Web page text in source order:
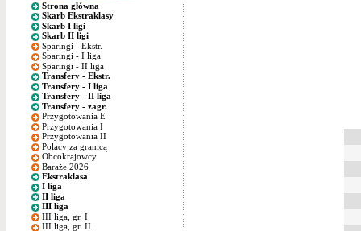
Strona główna
Skarb Ekstraklasy
Skarb I ligi
Skarb II ligi
Sparingi - Ekstr.
Sparingi - I liga
Sparingi - II liga
Transfery - Ekstr.
Transfery - I liga
Transfery - II liga
Transfery - zagr.
Przygotowania E
Przygotowania I
Przygotowania II
Polacy za granicą
Obcokrajowcy
Baraże 2026
Ekstraklasa
I liga
II liga
III liga
III liga, gr. I
III liga, gr. II